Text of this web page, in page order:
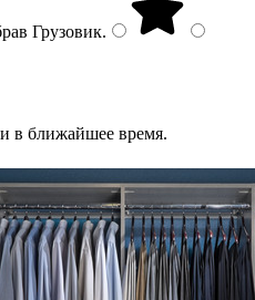
Грузовик.
в ближайшее время.